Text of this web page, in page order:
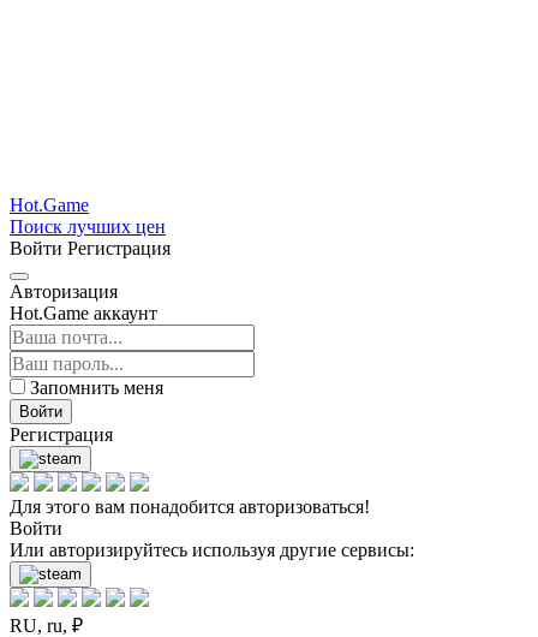
Hot.Game
Поиск лучших цен
Войти Регистрация
Авторизация
Hot.Game аккаунт
Запомнить меня
Войти
Регистрация
Для этого вам понадобится авторизоваться!
Войти
Или авторизируйтесь используя другие сервисы:
RU, ru, ₽